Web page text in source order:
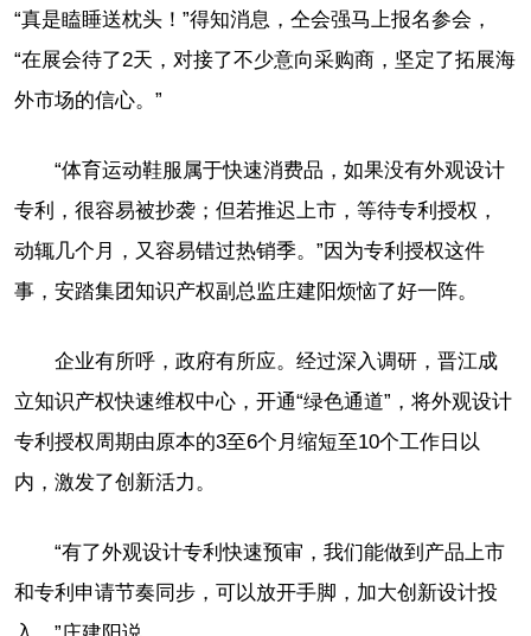
“真是瞌睡送枕头！”得知消息，仝会强马上报名参会，
“在展会待了2天，对接了不少意向采购商，坚定了拓展海
外市场的信心。”
“体育运动鞋服属于快速消费品，如果没有外观设计
专利，很容易被抄袭；但若推迟上市，等待专利授权，
动辄几个月，又容易错过热销季。”因为专利授权这件
事，安踏集团知识产权副总监庄建阳烦恼了好一阵。
企业有所呼，政府有所应。经过深入调研，晋江成
立知识产权快速维权中心，开通“绿色通道”，将外观设计
专利授权周期由原本的3至6个月缩短至10个工作日以
内，激发了创新活力。
“有了外观设计专利快速预审，我们能做到产品上市
和专利申请节奏同步，可以放开手脚，加大创新设计投